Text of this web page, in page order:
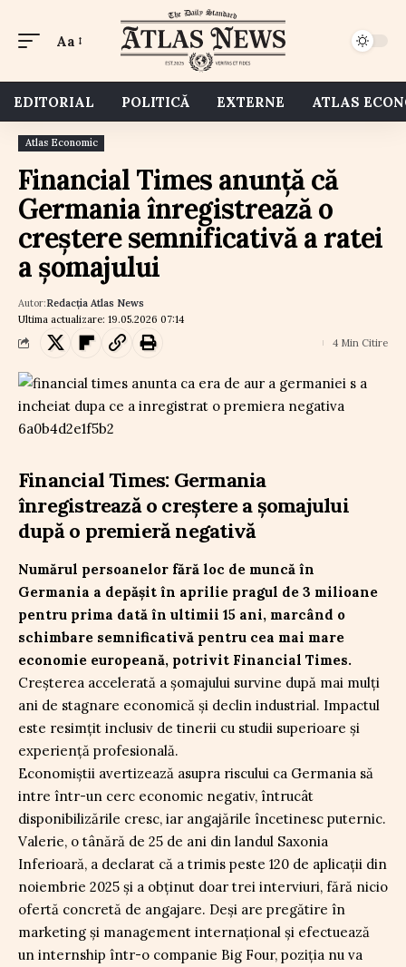
Aa
EDITORIAL POLITICĂ EXTERNE ATLAS
Atlas Economic
Financial Times anunță că
Germania înregistrează o
creștere semnificativă a ratei
a șomajului
Ultima actualizare: 19.05.2026 07:14
Autor:Redacția Atlas News
4 Min Citire
Financial Times: Germania
înregistrează o creștere a șomajului
după o premieră negativă
Numărul persoanelor fără loc de muncă în
Germania a depășit în aprilie pragul de 3 milioane
pentru prima dată în ultimii 15 ani, marcând o
schimbare semnificativă pentru cea mai mare
economie europeană, potrivit Financial Times.
Creșterea accelerată a șomajului survine după mai mulți
ani de stagnare economică și declin industrial. Impactul
este resimțit inclusiv de tinerii cu studii superioare și
experiență profesională.
Economiștii avertizează asupra riscului ca Germania să
intre într-un cerc economic negativ, întrucât
disponibilizările cresc, iar angajările încetinesc puternic.
Valerie, o tânără de 25 de ani din landul Saxonia
Inferioară, a declarat că a trimis peste 120 de aplicații din
noiembrie 2025 și a obținut doar trei interviuri, fără nicio
ofertă concretă de angajare. Deși are pregătire în
marketing și management internațional și efectuează
un internship într-o companie Big Four, poziția nu va